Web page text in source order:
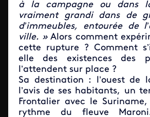
à la campagne ou dans
vraiment grandi dans de
d’immeubles, entourée de
ville. » Alors comment
cette rupture ? Comment
elle des existences des
l’attendent sur place ?
Sa destination : l’ouest de
l’avis de ses habitants, un
Frontalier avec le
rythme du fleuve